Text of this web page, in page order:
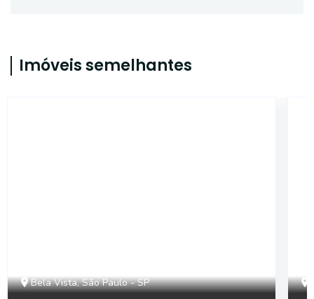
Imóveis semelhantes
Bela Vista, São Paulo - SP